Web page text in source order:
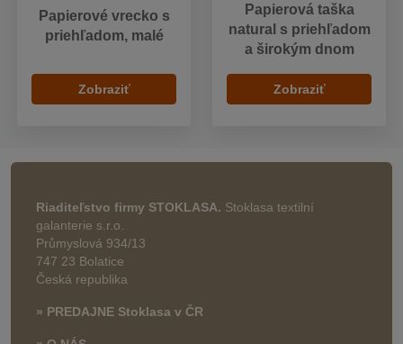
Papierové vrecko s
priehľadom, malé
Zobraziť
Papierová taška
natural s priehľadom
a širokým dnom
Zobraziť
Riaditeľstvo firmy STOKLASA. Stoklasa textilní
galanterie s.r.o.
Průmyslová 934/13
747 23 Bolatice
Česká republika
» PREDAJNE Stoklasa v ČR